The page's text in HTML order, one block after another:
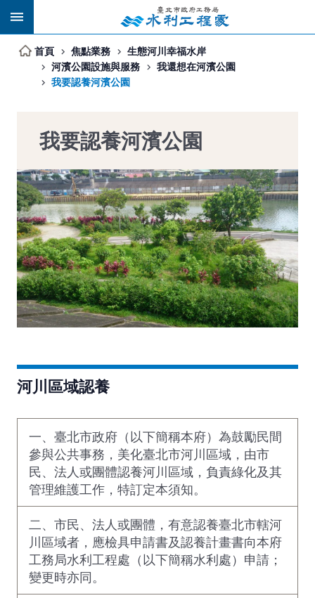
跳到主要內容區塊
首頁 焦點業務
生態河川幸福水岸
河濱公園設施與服務
我還想在河濱公園
我要認養河濱公園
我要認養河濱公園
河川區域認養
一、臺北市政府（以下簡稱本府）為鼓勵民間
參與公共事務，美化臺北市河川區域，由市
民、法人或團體認養河川區域，負責綠化及其
管理維護工作，特訂定本須知。
二、市民、法人或團體，有意認養臺北市轄河
川區域者，應檢具申請書及認養計畫書向本府
工務局水利工程處（以下簡稱水利處）申請；
變更時亦同。